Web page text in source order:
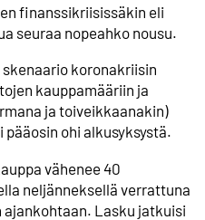
finanssi­kriisissäkin eli
seuraa nopeahko nousu.
koronakriisin
kauppamääriin ja
ja toiveikkaanakin)
ohi alkusyksystä.
vähenee 40
neljänneksellä verrattuna
ajankohtaan. Lasku jatkuisi